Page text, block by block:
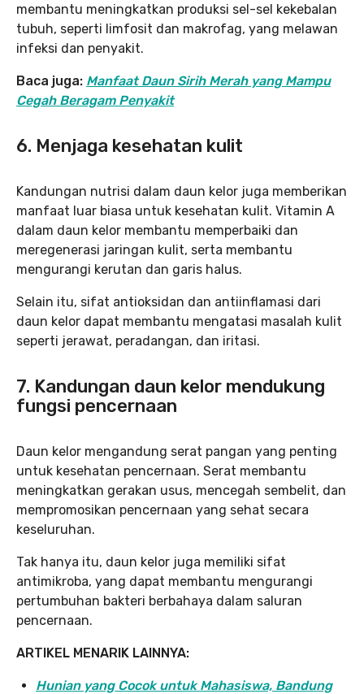
membantu meningkatkan produksi sel-sel kekebalan
tubuh, seperti limfosit dan makrofag, yang melawan
infeksi dan penyakit.
Baca juga: Manfaat Daun Sirih Merah yang Mampu
Cegah Beragam Penyakit
6. Menjaga kesehatan kulit
Kandungan nutrisi dalam daun kelor juga memberikan
manfaat luar biasa untuk kesehatan kulit. Vitamin A
dalam daun kelor membantu memperbaiki dan
meregenerasi jaringan kulit, serta membantu
mengurangi kerutan dan garis halus.
Selain itu, sifat antioksidan dan antiinflamasi dari
daun kelor dapat membantu mengatasi masalah kulit
seperti jerawat, peradangan, dan iritasi.
7. Kandungan daun kelor mendukung
fungsi pencernaan
Daun kelor mengandung serat pangan yang penting
untuk kesehatan pencernaan. Serat membantu
meningkatkan gerakan usus, mencegah sembelit, dan
mempromosikan pencernaan yang sehat secara
keseluruhan.
Tak hanya itu, daun kelor juga memiliki sifat
antimikroba, yang dapat membantu mengurangi
pertumbuhan bakteri berbahaya dalam saluran
pencernaan.
ARTIKEL MENARIK LAINNYA:
Hunian yang Cocok untuk Mahasiswa, Bandung